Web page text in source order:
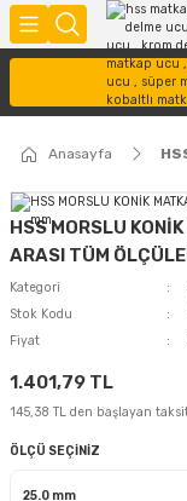
Anasayfa
HSS MORSLU
ARASI TÜM
Kategori
Stok Kodu
Fiyat
1.401,79 TL
145,38 TL den başlayan
ÖLÇÜ SEÇİNİZ